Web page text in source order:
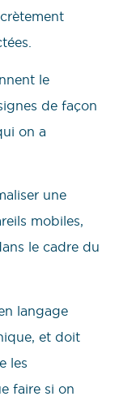
le
de façon
on a
une
mobiles,
le cadre du
langage
et doit
les
faire si on